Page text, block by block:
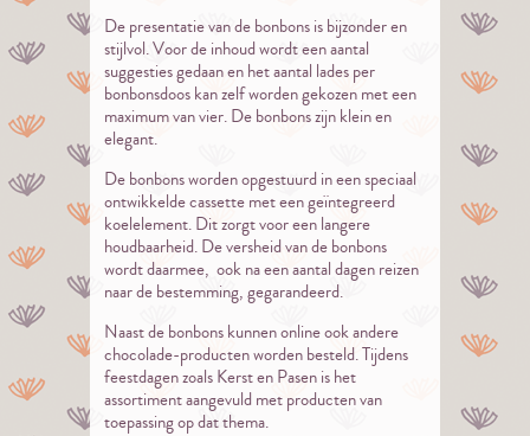
De presentatie van de bonbons is bijzonder en
stijlvol. Voor de inhoud wordt een aantal
suggesties gedaan en het aantal lades per
bonbonsdoos kan zelf worden gekozen met een
maximum van vier. De bonbons zijn klein en
elegant.
De bonbons worden opgestuurd in een speciaal
ontwikkelde cassette met een geïntegreerd
koelelement. Dit zorgt voor een langere
houdbaarheid. De versheid van de bonbons
wordt daarmee, ook na een aantal dagen reizen
naar de bestemming, gegarandeerd.
Naast de bonbons kunnen online ook andere
chocolade-producten worden besteld. Tijdens
feestdagen zoals Kerst en Pasen is het
assortiment aangevuld met producten van
toepassing op dat thema.